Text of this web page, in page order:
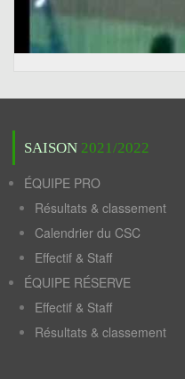
SAISON 2021/2022
ÉQUIPE PRO
Résultats & classement
Calendrier du CSC
Effectif & Staff
ÉQUIPE RÉSERVE
Effectif & Staff
Résultats & classement